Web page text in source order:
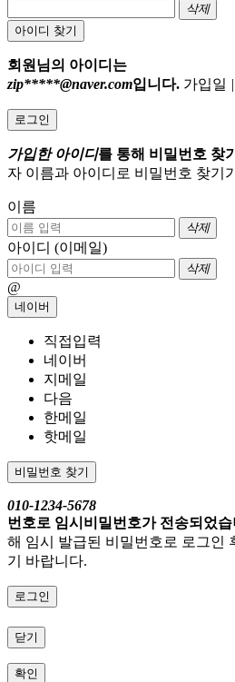
삭제
아이디 찾기
회원님의 아이디는
zip*****@naver.com입니다. 가입일 |
로그인
가입한 아이디를 통해 비밀번호 찾기
자 이름과 아이디로 비밀번호 찾기
이름
삭제
아이디 (이메일)
삭제
@
네이버
직접입력
네이버
지메일
다음
한메일
핫메일
비밀번호 찾기
010-1234-5678
번호로 임시비밀번호가 전송되었
해 임시 발급된 비밀번호로 로그인
기 바랍니다.
로그인
닫기
확인